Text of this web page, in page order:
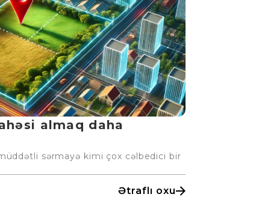
almaq daha
sərmayə kimi çox cəlbedici bir
Ətraflı oxu